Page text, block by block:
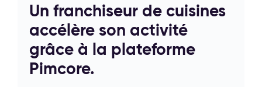
Un franchiseur de cuisines
accélère son activité
grâce à la plateforme
Pimcore.